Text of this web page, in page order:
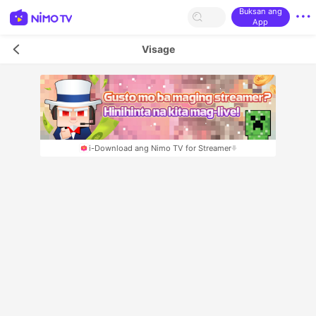
Buksan ang
App
Visage
i-Download ang Nimo TV for Streamer